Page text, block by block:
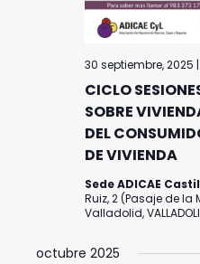
CICLO
SOBRE
DEL
DE VIVIENDA
30 septiembre, 2025 |
Sede ADICAE
Ruiz, 2 (Pasaje de la
Valladolid,
octubre 2025